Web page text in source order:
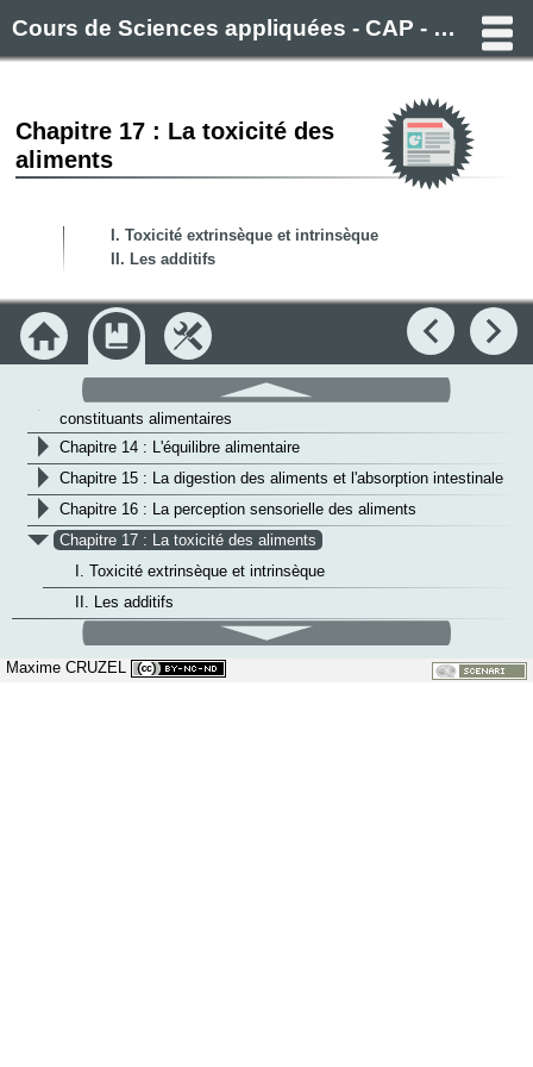
Cours de Sciences appliquées - CAP - Filière alimentaire (Boulanger, Pâtissier, Boucher, Charcutier)
Chapitre 17 : La toxicité des
aliments
I. Toxicité extrinsèque et intrinsèque
II. Les additifs
Précédent
Module : L'hygiène
>Module : Sciences appliquées aux équipements
v Module : Sciences appliquées aux aliments
>Chapitre 9 : Les constituants et groupes alimentaires
Chapitre 10 : Les transformations physico-chimiques des
constituants alimentaires
>Chapitre 14 : L'équilibre alimentaire
>Chapitre 15 : La digestion des aliments et l'absorption intestinale
>Chapitre 16 : La perception sensorielle des aliments
vChapitre 17 : La toxicité des aliments
I. Toxicité extrinsèque et intrinsèque
II. Les additifs
Accueil Module
Maxime CRUZEL